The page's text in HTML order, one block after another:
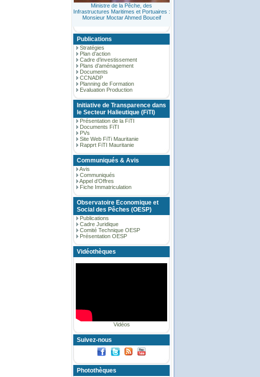
Ministre de la Pêche, des
Infrastructures Maritimes et Portuaires :
Monsieur Moctar Ahmed Bouceif
Publications
Stratégies
Plan d’action
Cadre d’investissement
Plans d’aménagement
Documents
CCNADP
Planning de Formation
Evaluation Production
Initiative de Transparence dans
le Secteur Halieutique (FiTI)
Présentation de la FiTI
Documents FiTI
PVs
Site Web FiTi Mauritanie
Rapprt FiTI Mauritanie
Communiqués & Avis
Avis
Communiqués
Appel d’Offres
Fiche Immatriculation
Observatoire Economique et
Social des Pêches (OESP)
Publications
Cadre Juridique
Comité Technique OESP
Présentation OESP
Vidéothèques
Vidéos
Suivez-nous
Photothèques